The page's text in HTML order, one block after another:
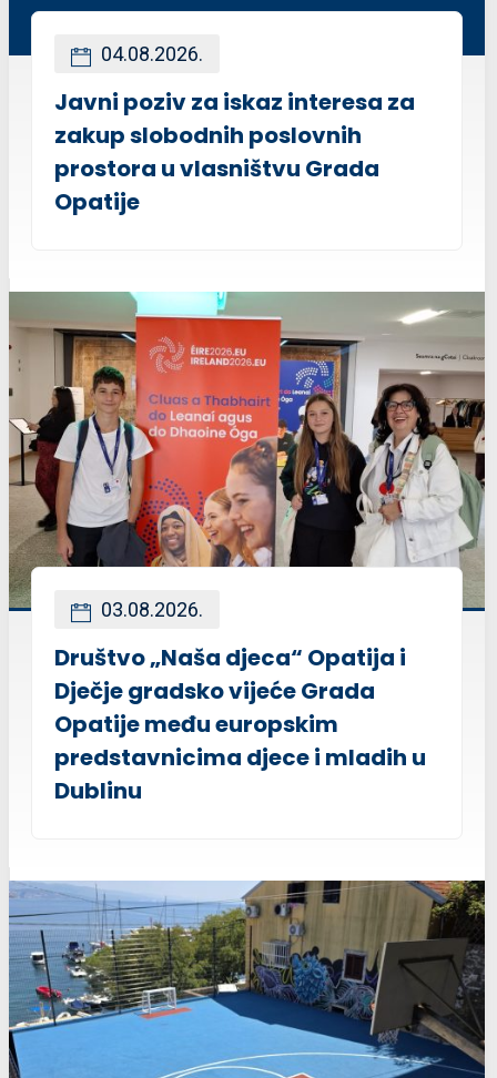
04.08.2026.
Javni poziv za iskaz interesa za
zakup slobodnih poslovnih
prostora u vlasništvu Grada
Opatije
03.08.2026.
Društvo „Naša djeca“ Opatija i
Dječje gradsko vijeće Grada
Opatije među europskim
predstavnicima djece i mladih u
Dublinu